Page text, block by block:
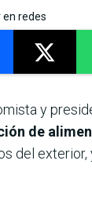
redes
y
de
del exterior,